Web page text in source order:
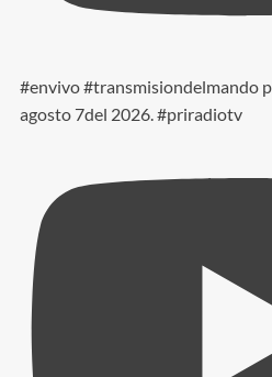
#envivo #transmisiondelmando
agosto 7del 2026. #priradiotv